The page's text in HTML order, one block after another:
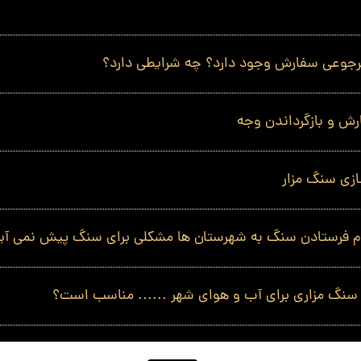
سفارش وجود دارد؟ چه شرایطی دارد؟
و بازگرداندن وجه
سنگ مزار
فرستادن سنگ به شهرستان ها مشکلی برای سنگ پیش نمی
مزاری برای آب و هوای شهر ...... مناسب است؟